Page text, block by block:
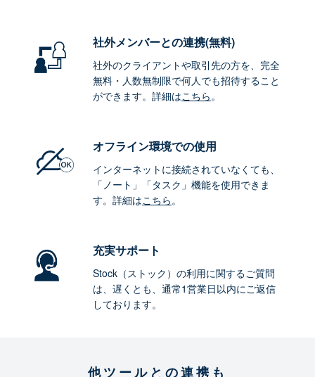
社外メンバーとの連携(無料)
社外のクライアントや取引先の方を、完全
無料・人数無制限で何人でも招待すること
ができます。詳細はこちら。
オフライン環境での使用
インターネットに接続されていなくても、
「ノート」「タスク」機能を使用できま
す。詳細はこちら。
充実サポート
Stock（ストック）の利用に関するご質問
は、遅くとも、通常1営業日以内にご返信
しております。
他ツールとの連携も